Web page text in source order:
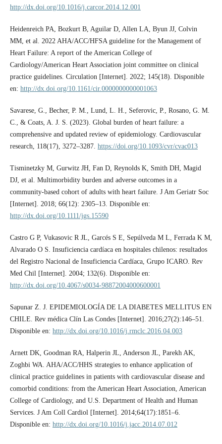
http://dx.doi.org/10.1016/j.carcor.2014.12.001
Heidenreich PA, Bozkurt B, Aguilar D, Allen LA, Byun JJ, Colvin
MM, et al. 2022 AHA/ACC/HFSA guideline for the Management of
Heart Failure: A report of the American College of
Cardiology/American Heart Association joint committee on clinical
practice guidelines. Circulation [Internet]. 2022; 145(18). Disponible
en: http://dx.doi.org/10.1161/cir.0000000000001063
Savarese, G., Becher, P. M., Lund, L. H., Seferovic, P., Rosano, G. M.
C., & Coats, A. J. S. (2023). Global burden of heart failure: a
comprehensive and updated review of epidemiology. Cardiovascular
research, 118(17), 3272–3287. https://doi.org/10.1093/cvr/cvac013
Tisminetzky M, Gurwitz JH, Fan D, Reynolds K, Smith DH, Magid
DJ, et al. Multimorbidity burden and adverse outcomes in a
community‐based cohort of adults with heart failure. J Am Geriatr Soc
[Internet]. 2018; 66(12): 2305–13. Disponible en:
http://dx.doi.org/10.1111/jgs.15590
Castro G P, Vukasovic R JL, Garcés S E, Sepúlveda M L, Ferrada K M,
Alvarado O S. Insuficiencia cardíaca en hospitales chilenos: resultados
del Registro Nacional de Insuficiencia Cardíaca, Grupo ICARO. Rev
Med Chil [Internet]. 2004; 132(6). Disponible en:
http://dx.doi.org/10.4067/s0034-98872004000600001
Sapunar Z. J. EPIDEMIOLOGÍA DE LA DIABETES MELLITUS EN
CHILE. Rev médica Clín Las Condes [Internet]. 2016;27(2):146–51.
Disponible en: http://dx.doi.org/10.1016/j.rmclc.2016.04.003
Arnett DK, Goodman RA, Halperin JL, Anderson JL, Parekh AK,
Zoghbi WA. AHA/ACC/HHS strategies to enhance application of
clinical practice guidelines in patients with cardiovascular disease and
comorbid conditions: from the American Heart Association, American
College of Cardiology, and U.S. Department of Health and Human
Services. J Am Coll Cardiol [Internet]. 2014;64(17):1851–6.
Disponible en: http://dx.doi.org/10.1016/j.jacc.2014.07.012